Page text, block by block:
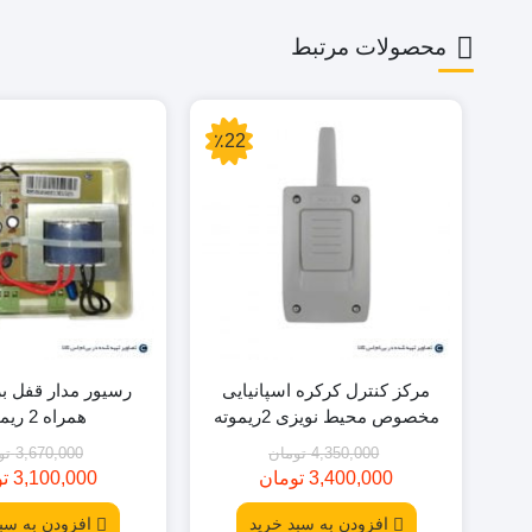
محصولات مرتبط
٪22
مرکز کنترل کرکره اسپانیایی
مخصوص محیط نویزی 2ریموته
4,350,000 تومان
قیمت
اصلی:
3,400,000 تومان
قیمت
فعلی:
افزودن به سبد خرید
رسیور مدار قفل
همراه 2 ریموت
3,670,000
3,100,000
افزودن به